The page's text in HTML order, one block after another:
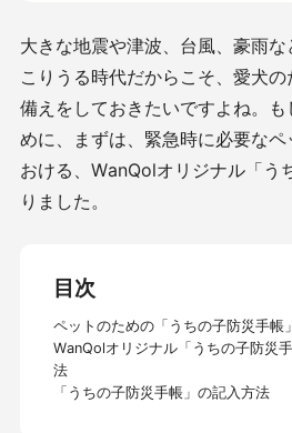
大きな地震や津波、台風、豪雨な
こりうる時代だからこそ、愛犬
備えをしておきたいですよね。
めに、まずは、緊急時に必要な
おける、WanQolオリジナル「う
りました。
目次
ペットのための「うちの子防災手帳
WanQolオリジナル「うちの子防災
法
「うちの子防災手帳」の記入方法